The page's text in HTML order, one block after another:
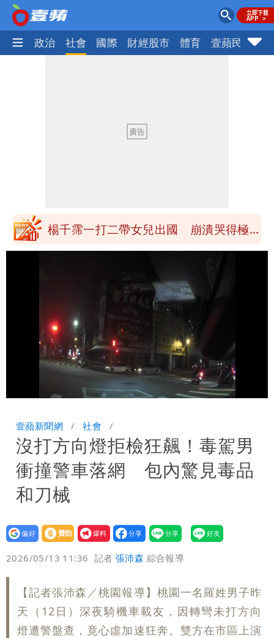
生活 政治 社會 國際 財經股市 體育 壹蘋民調
醫學教授林慶順意外離世 女兒沉痛證實
親節吃牛排、海鮮
楊千霈一打二帶女兒出國 崩潰哭得極狼
白海豚今防豪雨、38度高溫！雙眼牆致
「海豚跳」
名醫「掛蔣萬安布條」被出征！他大笑：
每天看診到半夜
慈濟爆世紀大騙局 AIT發文高級酸！他
笑：真的很會
白海豚大亂！航空66架次取消、船班39
工會最遺憾1事
白海豚勾到「台灣陸地」了！雙眼牆旋
繞 路徑擺盪
特斯拉衝夜市…猛撞12車！民眾嚇「賓士
救好幾條人命」
他揭日本捐AZ疫苗秘辛「專為台生
產」：終還陳時中清白
白海豚「大轉彎」機率非常小！明強度有
變化
醫學教授林慶順意外離世 女兒沉痛證實
Loaded
100.00%
壹蘋新聞網 社會
沒打方向燈拒檢狂飆！毒駕男
衝撞警車落網 包內驚見毒品
和刀械
設為
贊助
我要
爆料
2026/05/13 11:36 記者張沛森 綜合報導
【記者張沛森／桃園報導】桃園一名羅姓男子昨
天（12日）深夜騎機車載友，因轉彎未打方向
燈遭警盤查，竟心虛加速狂奔。雙方在市區上演